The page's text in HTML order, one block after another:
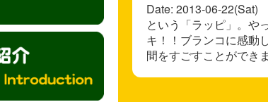
Date: 2013-06-22(Sat)
という「ラッピ」。や
キ！！ブランコに感動
間をすごすことができ